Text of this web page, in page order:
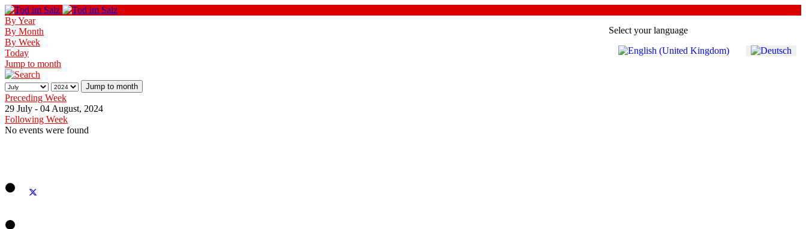
Select your language
By Year
By Month
By Week
Today
Jump to month
Jump to month
Preceding Week
29 July - 04 August, 2024
Following Week
No events were found